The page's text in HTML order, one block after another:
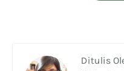
Ditulis